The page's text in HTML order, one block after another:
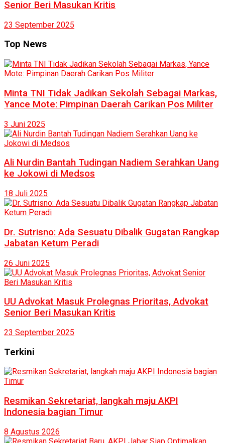
Senior Beri Masukan Kritis
23 September 2025
Top News
Minta TNI Tidak Jadikan Sekolah Sebagai Markas,
Yance Mote: Pimpinan Daerah Carikan Pos Militer
3 Juni 2025
Ali Nurdin Bantah Tudingan Nadiem Serahkan Uang
ke Jokowi di Medsos
18 Juli 2025
Dr. Sutrisno: Ada Sesuatu Dibalik Gugatan Rangkap
Jabatan Ketum Peradi
26 Juni 2025
UU Advokat Masuk Prolegnas Prioritas, Advokat
Senior Beri Masukan Kritis
23 September 2025
Terkini
Resmikan Sekretariat, langkah maju AKPI
Indonesia bagian Timur
8 Agustus 2026